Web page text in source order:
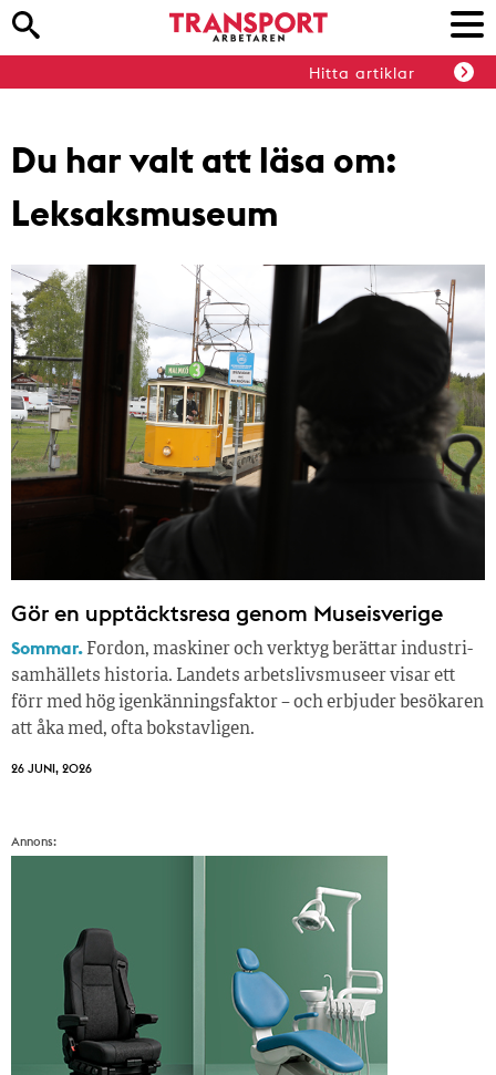
Hitta artiklar
Du har valt att läsa om:
Leksaksmuseum
Gör en upptäcktsresa genom Museisverige
Sommar. Fordon, maskiner och verktyg berättar industri­
samhällets historia. Landets arbetslivsmuseer visar ett
förr med hög igenkänningsfaktor – och erbjuder besökaren
att åka med, ofta bokstavligen.
26 JUNI, 2026
Annons: